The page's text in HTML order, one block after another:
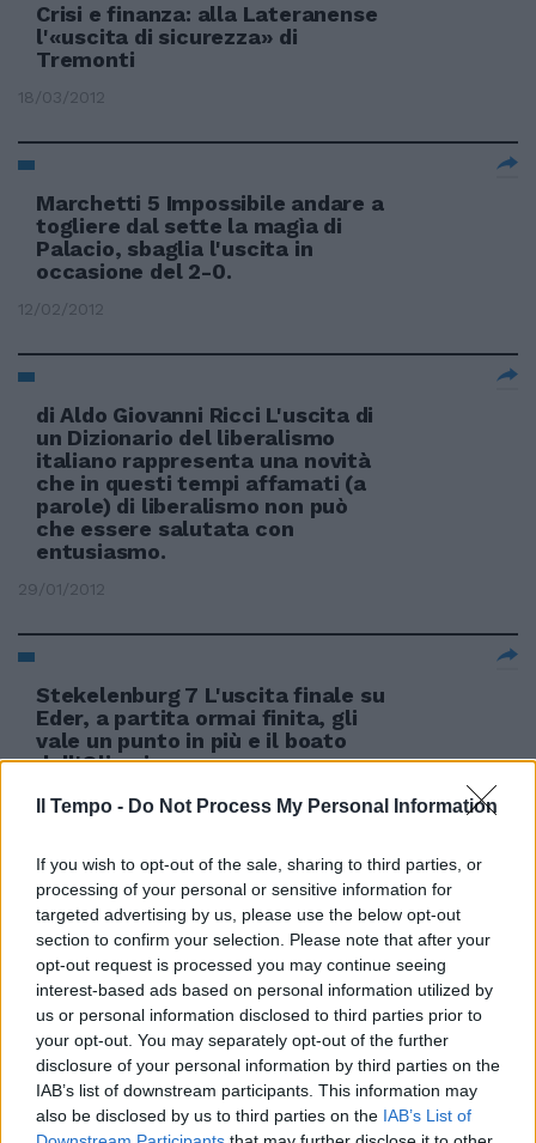
Il Tempo - Do Not Process My Personal Information
If you wish to opt-out of the sale, sharing to third parties, or
processing of your personal or sensitive information for
targeted advertising by us, please use the below opt-out
section to confirm your selection. Please note that after your
opt-out request is processed you may continue seeing
interest-based ads based on personal information utilized by
us or personal information disclosed to third parties prior to
your opt-out. You may separately opt-out of the further
disclosure of your personal information by third parties on the
IAB’s list of downstream participants. This information may
also be disclosed by us to third parties on the IAB’s List of
Crisi e finanza: alla Lateranense
l'«uscita di sicurezza» di
Tremonti
18/03/2012
Marchetti 5 Impossibile andare a
togliere dal sette la magìa di
Palacio, sbaglia l'uscita in
occasione del 2-0.
12/02/2012
di Aldo Giovanni Ricci L'uscita di
un Dizionario del liberalismo
italiano rappresenta una novità
che in questi tempi affamati (a
parole) di liberalismo non può
che essere salutata con
entusiasmo.
29/01/2012
Stekelenburg 7 L'uscita finale su
Eder, a partita ormai finita, gli
vale un punto in più e il boato
dell'Olimpico.
22/01/2012
«L'uscita dall'Euro avrebbe
effetti economici negativi»
04/12/2011
Berlusconi tratta l'uscita di
scena
13/11/2011